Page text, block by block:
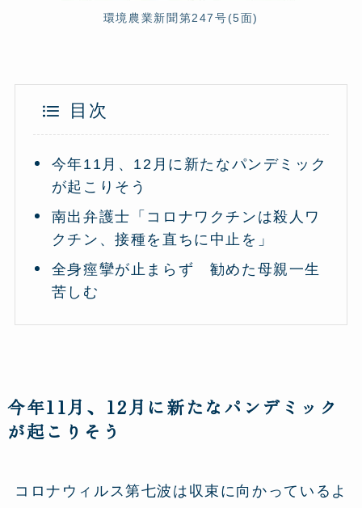
環境農業新聞第247号(5面)
目次
今年11月、12月に新たなパンデミック
が起こりそう
南出弁護士「コロナワクチンは殺人ワ
クチン、接種を直ちに中止を」
全身痙攣が止まらず 勧めた母親一生
苦しむ
今年11月、12月に新たなパンデミック
が起こりそう
コロナウィルス第七波は収束に向かっているよ